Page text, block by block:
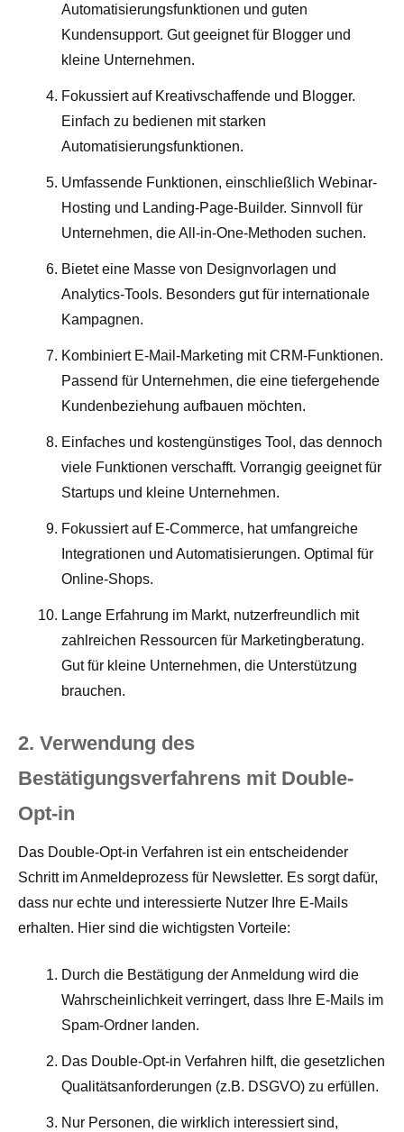
Automatisierungsfunktionen und guten
Kundensupport. Gut geeignet für Blogger und
kleine Unternehmen.
Fokussiert auf Kreativschaffende und Blogger.
Einfach zu bedienen mit starken
Automatisierungsfunktionen.
Umfassende Funktionen, einschließlich Webinar-
Hosting und Landing-Page-Builder. Sinnvoll für
Unternehmen, die All-in-One-Methoden suchen.
Bietet eine Masse von Designvorlagen und
Analytics-Tools. Besonders gut für internationale
Kampagnen.
Kombiniert E-Mail-Marketing mit CRM-Funktionen.
Passend für Unternehmen, die eine tiefergehende
Kundenbeziehung aufbauen möchten.
Einfaches und kostengünstiges Tool, das dennoch
viele Funktionen verschafft. Vorrangig geeignet für
Startups und kleine Unternehmen.
Fokussiert auf E-Commerce, hat umfangreiche
Integrationen und Automatisierungen. Optimal für
Online-Shops.
Lange Erfahrung im Markt, nutzerfreundlich mit
zahlreichen Ressourcen für Marketingberatung.
Gut für kleine Unternehmen, die Unterstützung
brauchen.
2. Verwendung des
Bestätigungsverfahrens mit Double-
Opt-in
Das Double-Opt-in Verfahren ist ein entscheidender
Schritt im Anmeldeprozess für Newsletter. Es sorgt dafür,
dass nur echte und interessierte Nutzer Ihre E-Mails
erhalten. Hier sind die wichtigsten Vorteile:
Durch die Bestätigung der Anmeldung wird die
Wahrscheinlichkeit verringert, dass Ihre E-Mails im
Spam-Ordner landen.
Das Double-Opt-in Verfahren hilft, die gesetzlichen
Qualitätsanforderungen (z.B. DSGVO) zu erfüllen.
Nur Personen, die wirklich interessiert sind,